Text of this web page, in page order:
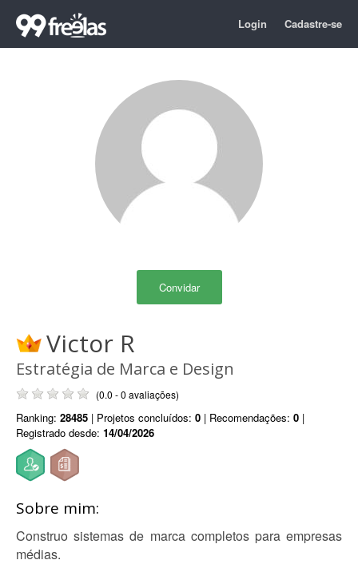
Login Cadastre-se
Convidar
Victor R
Estratégia de Marca e Design
(0.0 - 0 avaliações)
Ranking: 28485 | Projetos concluídos: 0 | Recomendações: 0 |
Registrado desde: 14/04/2026
Sobre mim:
Construo sistemas de marca completos para empresas
médias.